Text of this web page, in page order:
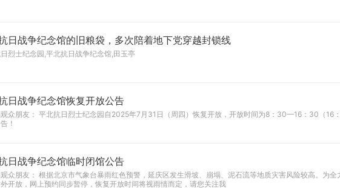
日战争纪念馆的旧粮袋，多次陪着地下党穿越封锁线
烈士纪念园,平北抗日战争纪念馆,田玉亭
日战争纪念馆恢复开放公告
开放时间为8：30—16：30（16：00停止入园）。 给您参观带来的不便，敬请谅解，欢迎各位观众来园参观。
！
日战争纪念馆临时闭馆公告
石流等地质灾害风险较高。为全力保障游客生命财产安全，平北抗日烈士纪念园自2025年7月29日（周二）起
开放，网上预约同步暂停，恢复开放时间将视雨情而定，请您关注我